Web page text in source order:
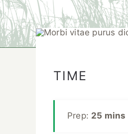
TIME
Prep: 25 mins